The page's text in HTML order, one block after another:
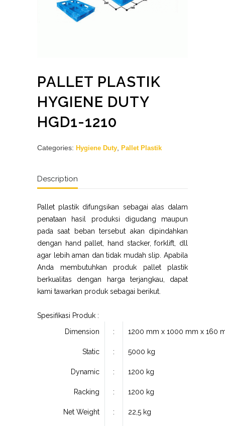
PALLET PLASTIK
HYGIENE DUTY
HGD1-1210
Categories: Hygiene Duty Pallet Plastik
Description
Pallet plastik difungsikan sebagai alas dalam
penataan hasil produksi digudang maupun
pada saat beban tersebut akan dipindahkan
dengan hand pallet, hand stacker, forklift, dll
agar lebih aman dan tidak mudah slip. Apabila
Anda membutuhkan produk pallet plastik
berkualitas dengan harga terjangkau, dapat
kami tawarkan produk sebagai berikut.
Spesifikasi Produk :
Dimension
: 1200 mm x 1000 mm x 160
Static : 5000 kg
Dynamic : 1200 kg
Racking : 1200 kg
Net Weight : 22,5 kg